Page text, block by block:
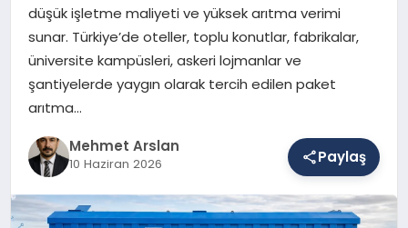
EĞITIM
DÜNYA
YAŞAM
düşük işletme maliyeti ve yüksek arıtma verimi
sunar. Türkiye’de oteller, toplu konutlar, fabrikalar,
üniversite kampüsleri, askeri lojmanlar ve
şantiyelerde yaygın olarak tercih edilen paket
arıtma…
Mehmet Arslan
10 Haziran 2026 Paylaş